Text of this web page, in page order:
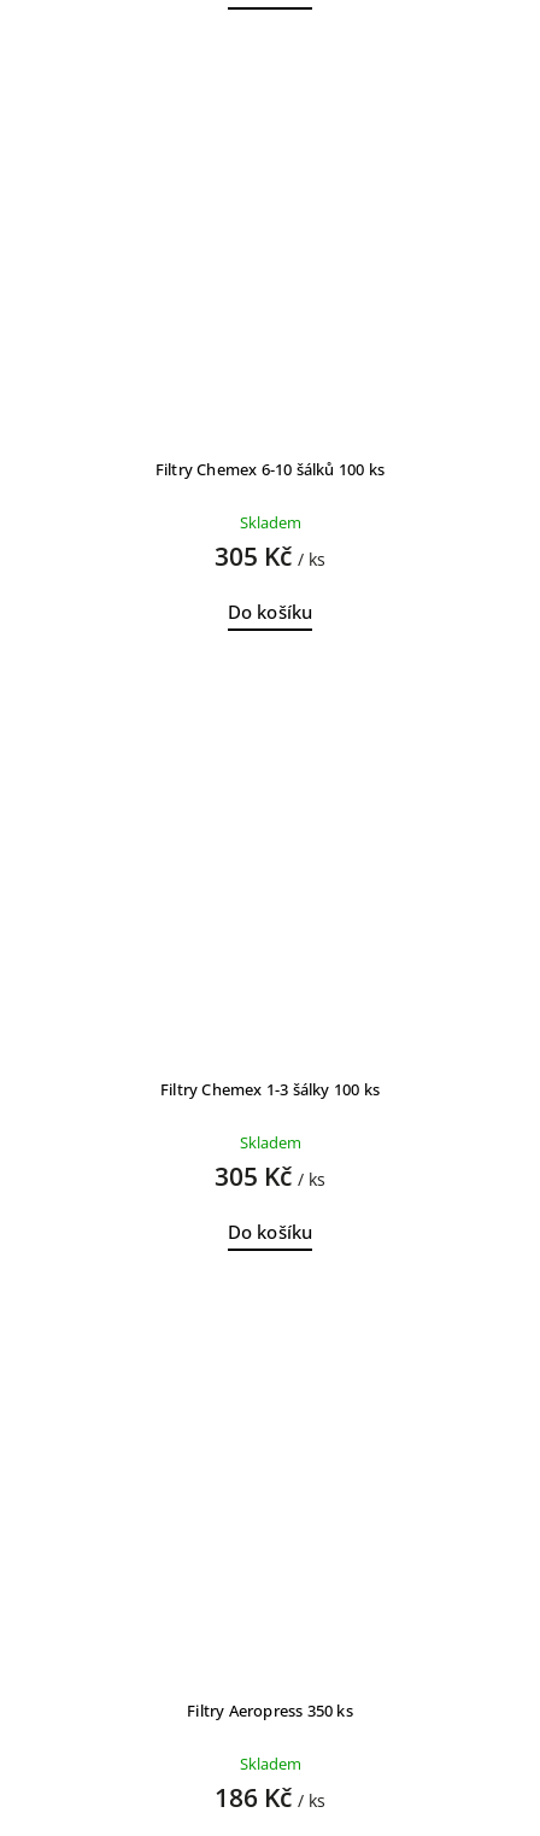
Filtry Chemex 6-10 šálků 100 ks
Skladem
305 Kč / ks
Do košíku
Filtry Chemex 1-3 šálky 100 ks
Skladem
305 Kč / ks
Do košíku
Filtry Aeropress 350 ks
Skladem
186 Kč / ks